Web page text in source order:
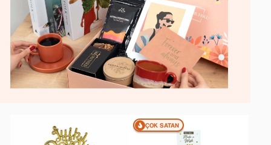
ÇOK SATAN